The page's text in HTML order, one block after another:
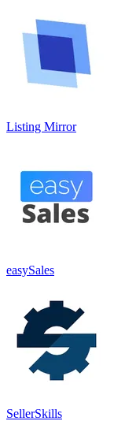
Listing Mirror
easySales
SellerSkills